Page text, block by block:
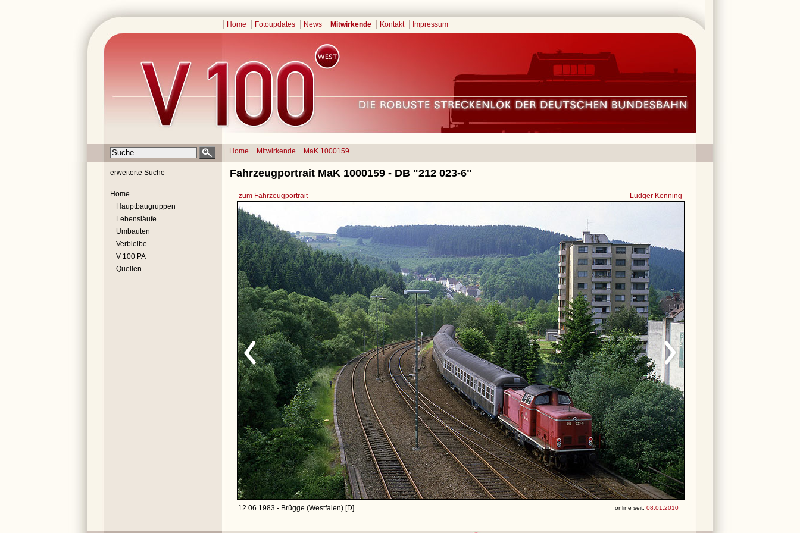
Home Fotoupdates News Mitwirkende Kontakt Impressum
Home Mitwirkende MaK 1000159
erweiterte Suche
Home
Hauptbaugruppen
Lebensläufe
Umbauten
Verbleibe
V 100 PA
Quellen
Fahrzeugportrait MaK 1000159 - DB "212 023-6"
zum Fahrzeugportrait Ludger Kenning
12.06.1983 - Brügge (Westfalen) [D] online seit: 08.01.2010